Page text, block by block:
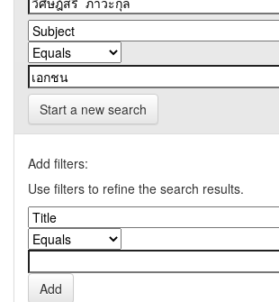
Start a new search
Add filters:
Use filters to refine the search results.